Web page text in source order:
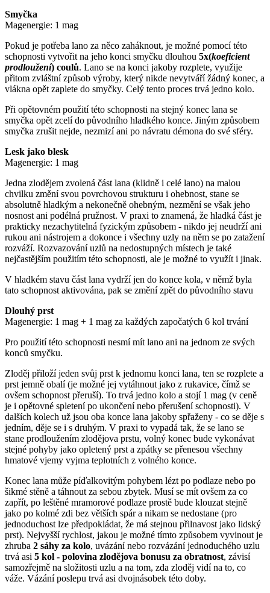
Smyčka
Magenergie: 1 mag
Pokud je potřeba lano za něco zaháknout, je možné pomocí této
schopnosti vytvořit na jeho konci smyčku dlouhou 5x(koeficient
prodloužení) coulů. Lano se na konci jakoby rozplete, využije
přitom zvláštní způsob výroby, který nikde nevytváří žádný konec, a
vlákna opět zaplete do smyčky. Celý tento proces trvá jedno kolo.
Při opětovném použití této schopnosti na stejný konec lana se
smyčka opět zcelí do původního hladkého konce. Jiným způsobem
smyčka zrušit nejde, nezmizí ani po návratu démona do své sféry.
Lesk jako blesk
Magenergie: 1 mag
Jedna zlodějem zvolená část lana (klidně i celé lano) na malou
chvilku změní svou povrchovou strukturu i ohebnost, stane se
absolutně hladkým a nekonečně ohebným, nezmění se však jeho
nosnost ani podélná pružnost. V praxi to znamená, že hladká část je
prakticky nezachytitelná fyzickým způsobem - nikdo jej neudrží ani
rukou ani nástrojem a dokonce i všechny uzly na něm se po zatažení
rozváží. Rozvazování uzlů na nedostupných místech je také
nejčastějším použitím této schopnosti, ale je možné to využít i jinak.
V hladkém stavu část lana vydrží jen do konce kola, v němž byla
tato schopnost aktivována, pak se změní zpět do původního stavu
Dlouhý prst
Magenergie: 1 mag + 1 mag za každých započatých 6 kol trvání
Pro použití této schopnosti nesmí mít lano ani na jednom ze svých
konců smyčku.
Zloděj přiloží jeden svůj prst k jednomu konci lana, ten se rozplete a
prst jemně obalí (je možné jej vytáhnout jako z rukavice, čímž se
ovšem schopnost přeruší). To trvá jedno kolo a stojí 1 mag (v ceně
je i opětovné spletení po ukončení nebo přerušení schopnosti). V
dalších kolech už jsou oba konce lana jakoby spřaženy - co se děje s
jedním, děje se i s druhým. V praxi to vypadá tak, že se lano se
stane prodloužením zlodějova prstu, volný konec bude vykonávat
stejné pohyby jako opletený prst a zpátky se přenesou všechny
hmatové vjemy vyjma teplotních z volného konce.
Konec lana může píďalkovitým pohybem lézt po podlaze nebo po
šikmé stěně a táhnout za sebou zbytek. Musí se mít ovšem za co
zapřít, po leštěné mramorové podlaze prostě bude klouzat stejně
jako po kolmé zdi bez větších spár a nikam se nedostane (pro
jednoduchost lze předpokládat, že má stejnou přilnavost jako lidský
prst). Nejvyšší rychlost, jakou je možné tímto způsobem vyvinout je
zhruba 2 sáhy za kolo, uvázání nebo rozvázání jednoduchého uzlu
trvá asi 5 kol - polovina zlodějova bonusu za obratnost, závisí
samozřejmě na složitosti uzlu a na tom, zda zloděj vidí na to, co
váže. Vázání poslepu trvá asi dvojnásobek této doby.